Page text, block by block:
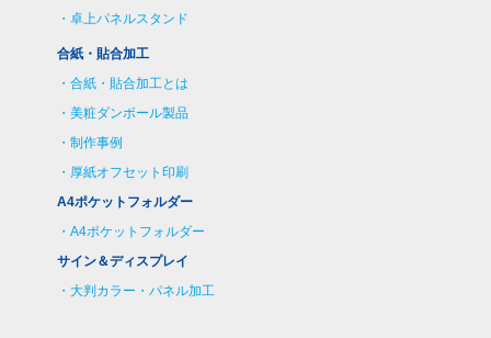
卓上パネルスタンド
合紙・貼合加工
合紙・貼合加工とは
美粧ダンボール製品
制作事例
厚紙オフセット印刷
A4ポケットフォルダー
A4ポケットフォルダー
サイン＆ディスプレイ
大判カラー・パネル加工